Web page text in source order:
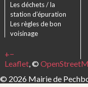
+−
Leaflet, ©
Les déchets / la
station d’épuration
Les règles de bon
voisinage
© 2026 Mairie de